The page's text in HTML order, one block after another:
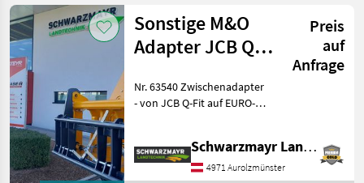
MARKTPLATZ
Marktplatz Händlerangebote Kleinanzeigen
Sonstige M&O
Adapter JCB Q -
Preis
auf
Anfrage
Nr. 63540 Zwischenadapter
- von JCB Q-Fit auf EURO-
Tragkraft VFG-gebraucht
Das Verkaufsteam der Fa.
Schwarzmayr Landtechnik GmbH - Aurolzmünster
4971 Aurolzmünster